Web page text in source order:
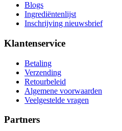
Blogs
Ingrediëntenlijst
Inschrijving nieuwsbrief
Klantenservice
Betaling
Verzending
Retourbeleid
Algemene voorwaarden
Veelgestelde vragen
Partners